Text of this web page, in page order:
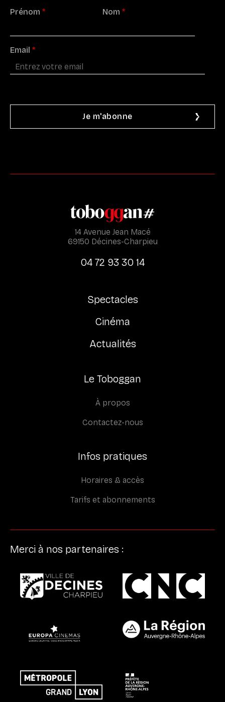
Prénom * Nom *
Email *
14 Avenue Jean Macé
69150 Décines-Charpieu
04 72 93 30 14
Spectacles
Cinéma
Actualités
Le Toboggan
À propos
Contactez-nous
Infos pratiques
Horaires & accès
Tarifs et abonnements
Merci à nos partenaires :